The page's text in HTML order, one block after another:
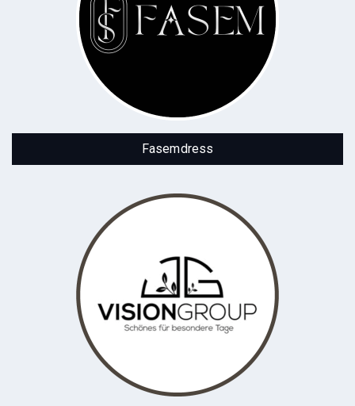
Fasemdress
Vision Group - Decoration & Planner
Willkommen bei unserem Dekoverleih für Hochzeiten
und Events! Dekorationsverleih von Visiongroup –
Modern, Klassisch, Vintage, Bohemian oder